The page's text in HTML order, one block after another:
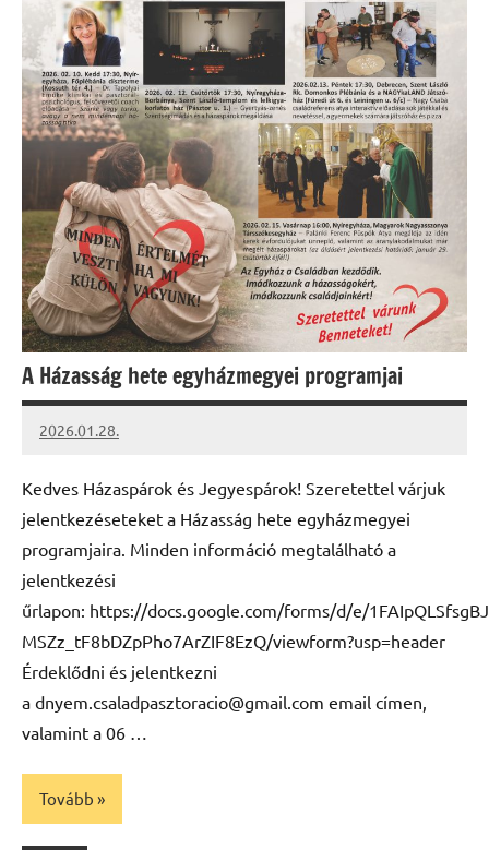
A Házasság hete egyházmegyei programjai
2026.01.28.
Leiszt
Kedves Házaspárok és Jegyespárok! Szeretettel várjuk
jelentkezéseteket a Házasság hete egyházmegyei
programjaira. Minden információ megtalálható a
jelentkezési
űrlapon: https://docs.google.com/forms/d/e/
MSZz_tF8bDZpPho7ArZIF8EzQ/viewform?usp=header
Érdeklődni és jelentkezni
a dnyem.csaladpasztoracio@gmail.com email címen,
valamint a 06 …
Tovább